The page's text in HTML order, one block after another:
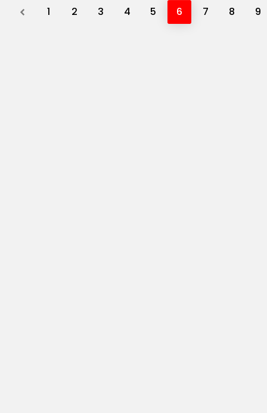
Previous
1 2 3 4 5 6 7 8 9